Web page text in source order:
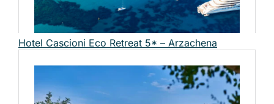
Hotel Cascioni Eco Retreat 5* – Arzachena